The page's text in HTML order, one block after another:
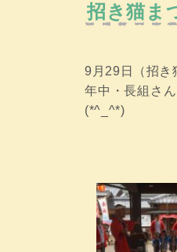
招き猫ま
9月29日（招き
年中・長組さ
(*^_^*)